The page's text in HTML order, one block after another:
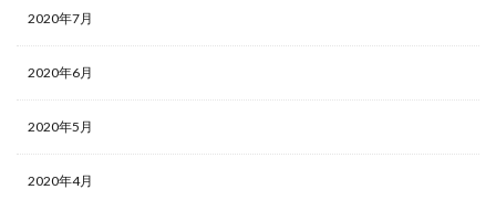
2020年7月
2020年6月
2020年5月
2020年4月